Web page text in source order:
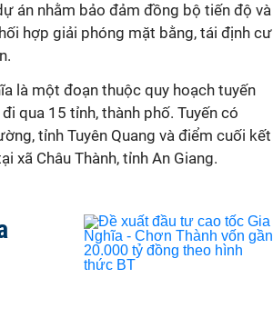
án nhằm bảo đảm đồng bộ tiến độ và
hợp giải phóng mặt bằng, tái định cư
là một đoạn thuộc quy hoạch tuyến
qua 15 tỉnh, thành phố. Tuyến có
tỉnh Tuyên Quang và điểm cuối kết
xã Châu Thành, tỉnh An Giang.